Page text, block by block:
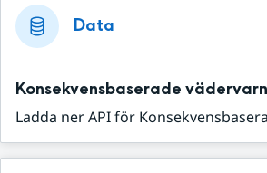
Data
Konsekvensbaserade
Ladda ner API för